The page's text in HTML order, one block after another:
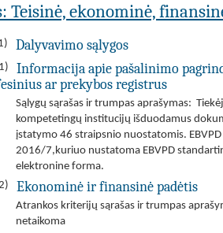
Teisinė, ekonominė,
Dalyvavimo sąlygos
Informacija apie pašalinimo
ar prekybos registrus
Sąlygų sąrašas ir trumpas aprašymas:
kompetetingų institucijų išduodamus
įstatymo 46 straipsnio nuostatomis.
2016/7,kuriuo nustatoma EBVPD
elektronine forma.
Ekonominė ir finansinė padėtis
Atrankos kriterijų sąrašas ir trumpas
netaikoma